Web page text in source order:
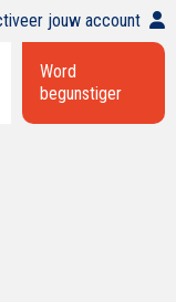
jouw account
Word
begunstiger